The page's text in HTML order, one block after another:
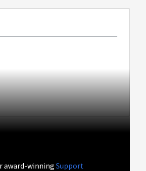
award-winningSupport